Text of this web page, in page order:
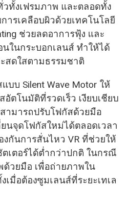
ทั้งเฟรมภาพ และตลอดทั้ง
ารเคลือบผิวด้วยเทคโนโลยี
ช่วยลดอาการฟุ้ง และ
ในกระบอกเลนส์ ทำให้ได้
ดใสตามธรรมชาติ
บบ Silent Wave Motor ให้
ตโนมัติที่รวดเร็ว เงียบเชียบ
ามารถปรับโฟกัสด้วยมือ
นจุดโฟกัสใหม่ได้ตลอดเวลา
กันการสั่นไหว VR ที่ช่วยให้
เตอร์ได้ต่ำกว่าปกติ ในกรณี
วยมือ เพื่อถ่ายภาพใน
มื่อต้องซูมเลนส์ที่ระยะเทเล